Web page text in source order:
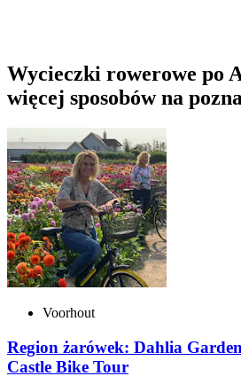
Wycieczki rowerowe po
więcej sposobów na
Voorhout
Region żarówek: Dahlia
Castle Bike Tour